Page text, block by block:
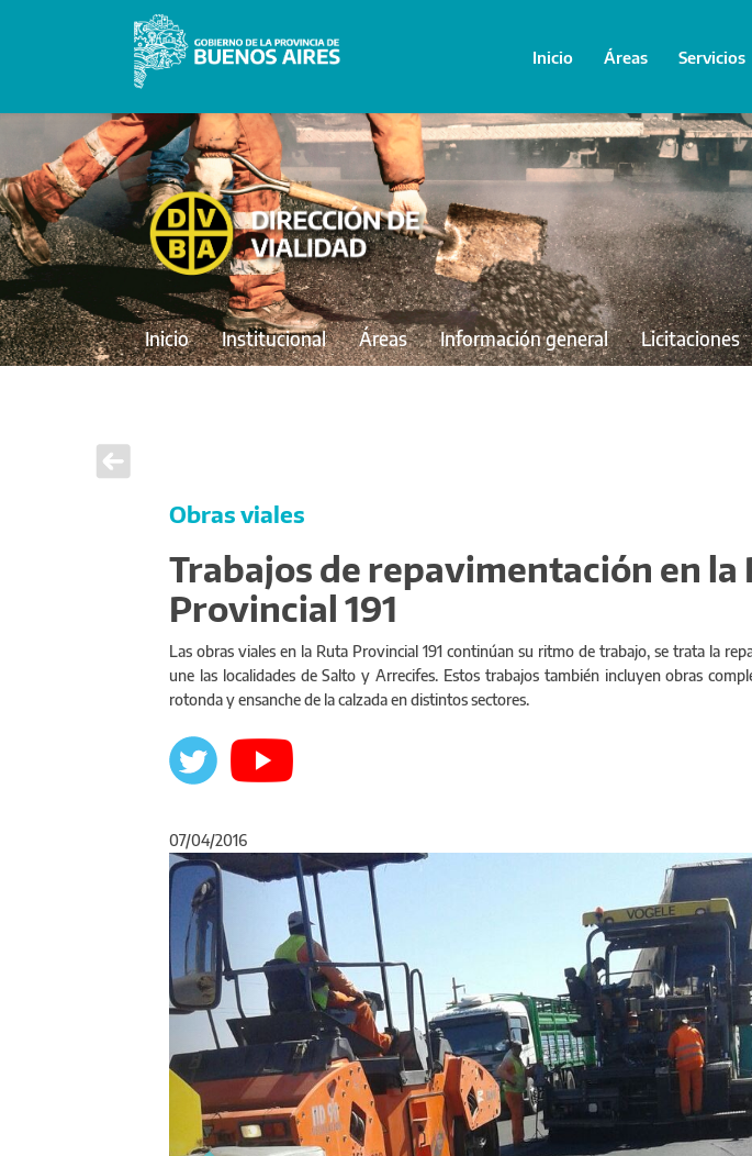
Inicio Áreas Servicios
Inicio Institucional Áreas Información general Licitaciones
Obras viales
Trabajos de repavimentación en la
Provincial 191
Las obras viales en la Ruta Provincial 191 continúan su ritmo de trabajo, se trata la
une las localidades de Salto y Arrecifes. Estos trabajos también incluyen obras
rotonda y ensanche de la calzada en distintos sectores.
07/04/2016
Anterior